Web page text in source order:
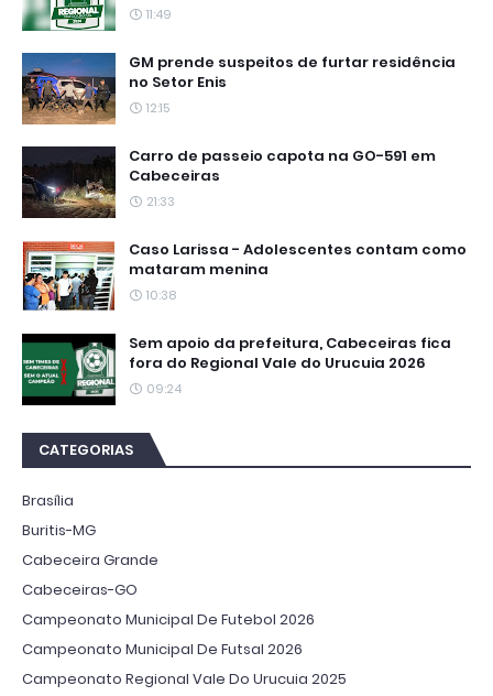
11:49
GM prende suspeitos de furtar residência
no Setor Enis
12:15
Carro de passeio capota na GO-591 em
Cabeceiras
21:33
Caso Larissa - Adolescentes contam como
mataram menina
10:38
Sem apoio da prefeitura, Cabeceiras fica
fora do Regional Vale do Urucuia 2026
09:24
CATEGORIAS
Brasília
Buritis-MG
Cabeceira Grande
Cabeceiras-GO
Campeonato Municipal De Futebol 2026
Campeonato Municipal De Futsal 2026
Campeonato Regional Vale Do Urucuia 2025